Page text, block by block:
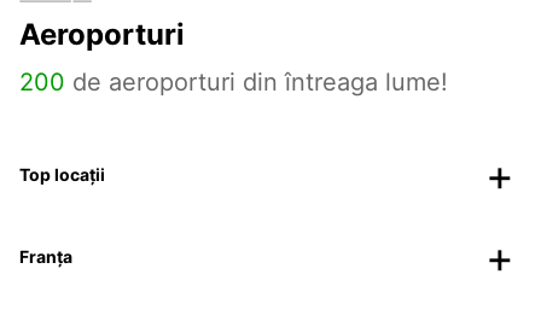
Aeroporturi
200 de aeroporturi din întreaga lume!
Top locații
Franța